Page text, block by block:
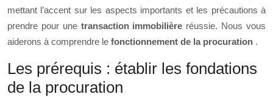
mettant l’accent sur les aspects importants et les précautions à
prendre pour une transaction immobilière réussie. Nous vous
aiderons à comprendre le fonctionnement de la procuration .
Les prérequis : établir les fondations
de la procuration